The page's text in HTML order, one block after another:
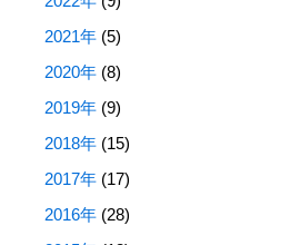
2021年 (5)
2020年 (8)
2019年 (9)
2018年 (15)
2017年 (17)
2016年 (28)